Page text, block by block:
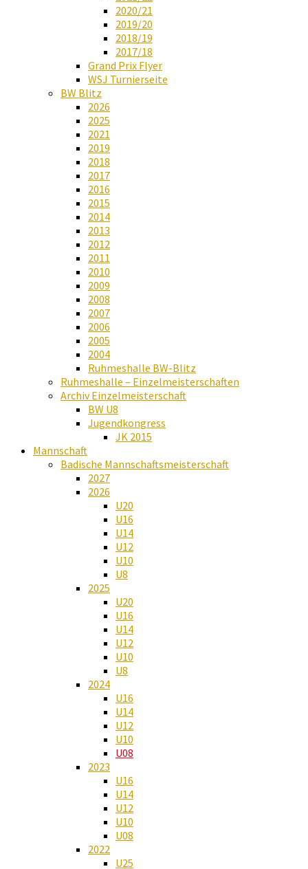
2020/21
2019/20
2018/19
2017/18
Grand Prix Flyer
WSJ Turnierseite
BW Blitz
2026
2025
2021
2019
2018
2017
2016
2015
2014
2013
2012
2011
2010
2009
2008
2007
2006
2005
2004
Ruhmeshalle BW-Blitz
Ruhmeshalle – Einzelmeisterschaften
Archiv Einzelmeisterschaft
BW U8
Jugendkongress
JK 2015
Mannschaft
Badische Mannschaftsmeisterschaft
2027
2026
U20
U16
U14
U12
U10
U8
2025
U20
U16
U14
U12
U10
U8
2024
U16
U14
U12
U10
U08
2023
U16
U14
U12
U10
U08
2022
U25